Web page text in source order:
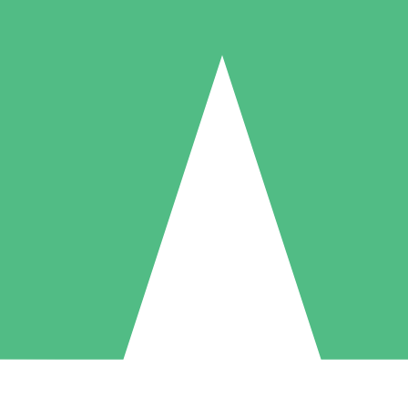
Individuella Kreditpaket
per användning med nedladdningskrediter. Inget månatligt åtagande
5 Nedladdningar
US$